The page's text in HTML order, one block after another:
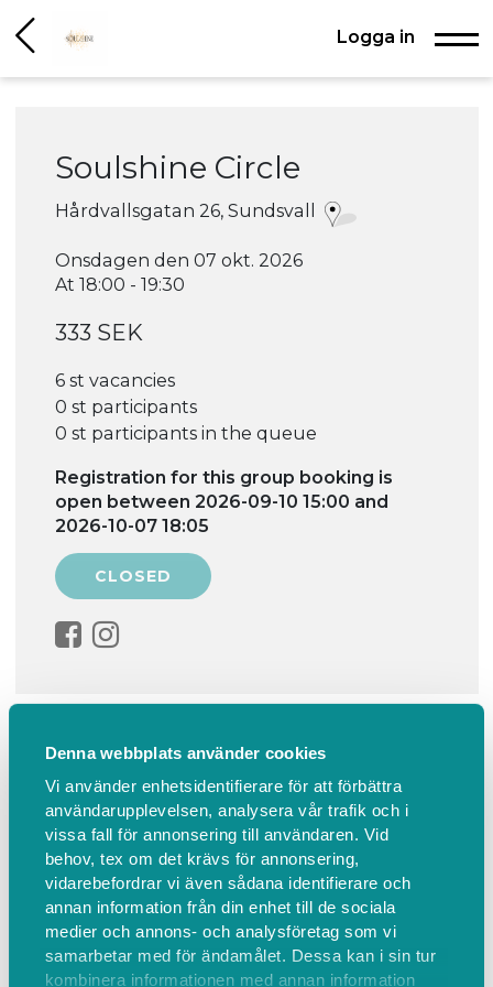
Denna webbplats använder cookies
Vi använder enhetsidentifierare för att förbättra
användarupplevelsen, analysera vår trafik och i
vissa fall för annonsering till användaren. Vid
behov, tex om det krävs för annonsering,
vidarebefordrar vi även sådana identifierare och
annan information från din enhet till de sociala
medier och annons- och analysföretag som vi
samarbetar med för ändamålet. Dessa kan i sin tur
kombinera informationen med annan information
Logga in
Soulshine Circle
Hårdvallsgatan 26, Sundsvall
Onsdagen den 07 okt. 2026
At 18:00 - 19:30
333 SEK
6 st vacancies
0 st participants
0 st participants in the queue
Registration for this group booking is
open between 2026-09-10 15:00 and
2026-10-07 18:05
Soulshine Circle
Soulshine Circle (90 min)
Find us